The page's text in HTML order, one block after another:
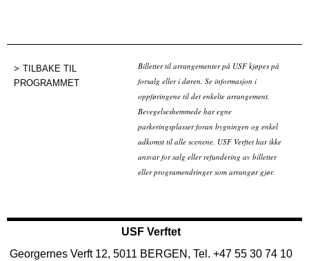
TILBAKE TIL
PROGRAMMET
Billetter til arrangementer på USF kjøpes på
forsalg eller i døren. Se informasjon i
oppføringene til det enkelte arrangement.
Bevegelseshemmede har egne
parkeringsplasser foran bygningen og enkel
adkomst til alle scenene. USF Verftet har ikke
ansvar for salg eller refundering av billetter
eller programendringer som arrangør gjør.
USF Verftet
Georgernes Verft 12, 5011 BERGEN, Tel. +47 55 30 74 10